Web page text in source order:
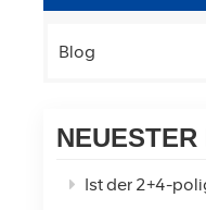
Blog
Ist der 2+4-polige Hochstrom-Stromanschluss für